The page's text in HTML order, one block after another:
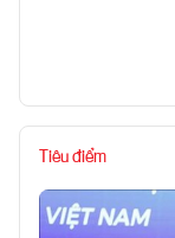
Tiêu điểm